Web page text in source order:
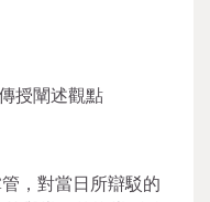
授闡述觀點
，對當日所辯駁的